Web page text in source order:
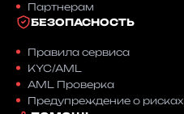
Партнерам
БЕЗОПАСНОСТЬ
Правила сервиса
KYC/AML
AML Проверка
Предупреждение о рисках